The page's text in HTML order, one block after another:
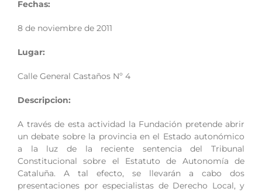
Fechas:
8 de noviembre de 2011
Lugar:
Calle General Castaños Nº 4
Descripcion:
A través de esta actividad la Fundación pretende abrir
un debate sobre la provincia en el Estado autonómico
a la luz de la reciente sentencia del Tribunal
Constitucional sobre el Estatuto de Autonomía de
Cataluña. A tal efecto, se llevarán a cabo dos
presentaciones por especialistas de Derecho Local, y